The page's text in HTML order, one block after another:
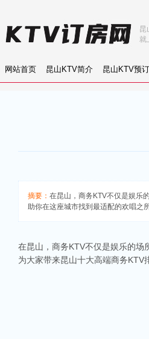
网站首页 昆山KTV简介 昆山KTV预订
昆
就
摘要： 在昆山，商务KTV不仅是娱乐
助你在这座城市找到最适配的欢唱之所
在昆山，商务KTV不仅是娱乐的场
为大家带来昆山十大高端商务